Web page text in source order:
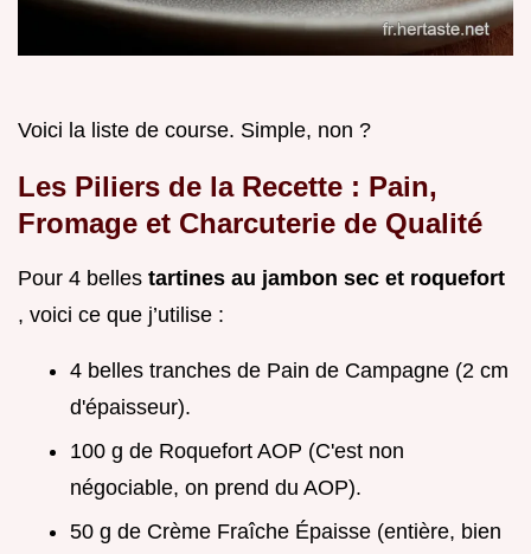
Voici la liste de course. Simple, non ?
Les Piliers de la Recette : Pain,
Fromage et Charcuterie de Qualité
Pour 4 belles tartines au jambon sec et roquefort
, voici ce que j’utilise :
4 belles tranches de Pain de Campagne (2 cm
d'épaisseur).
100 g de Roquefort AOP (C'est non
négociable, on prend du AOP).
50 g de Crème Fraîche Épaisse (entière, bien